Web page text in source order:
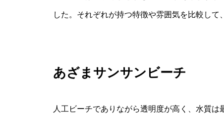
した。それぞれが持つ特徴や雰囲気を比較して
あざまサンサンビーチ
人工ビーチでありながら透明度が高く、水質